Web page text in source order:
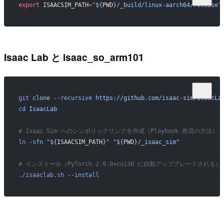
export ISAACSIM_PATH="${ PWD}/_build/linux-aarch64/release"
Isaac Lab と isaac_so_arm101
git clone --recursive https://github.com/isaac-sim/
cd
IsaacLab
# Isaac Sim へのシンボリックリンクを作成（Playbook 推奨の方法）
ln -sfn "${ ISAACSIM_PATH }" "${ PWD}/_isaac_sim"
# インストール（PyTorch 2.9.0+cu130 に自動アップグレードされる）
./isaaclab.sh --install